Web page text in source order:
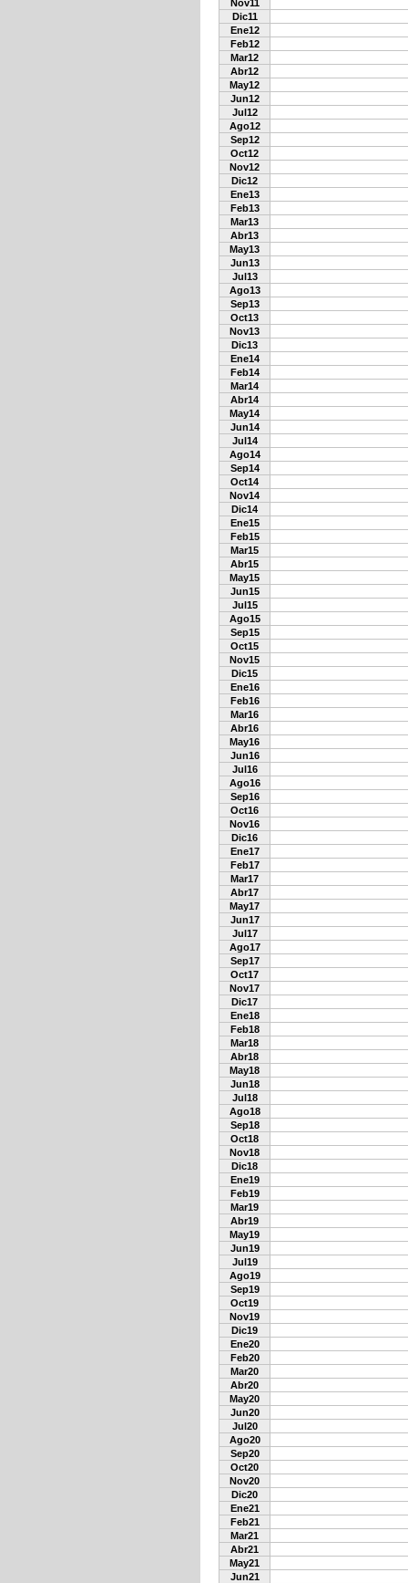
Nov11
Dic11
Ene12
Feb12
Mar12
Abr12
May12
Jun12
Jul12
Ago12
Sep12
Oct12
Nov12
Dic12
Ene13
Feb13
Mar13
Abr13
May13
Jun13
Jul13
Ago13
Sep13
Oct13
Nov13
Dic13
Ene14
Feb14
Mar14
Abr14
May14
Jun14
Jul14
Ago14
Sep14
Oct14
Nov14
Dic14
Ene15
Feb15
Mar15
Abr15
May15
Jun15
Jul15
Ago15
Sep15
Oct15
Nov15
Dic15
Ene16
Feb16
Mar16
Abr16
May16
Jun16
Jul16
Ago16
Sep16
Oct16
Nov16
Dic16
Ene17
Feb17
Mar17
Abr17
May17
Jun17
Jul17
Ago17
Sep17
Oct17
Nov17
Dic17
Ene18
Feb18
Mar18
Abr18
May18
Jun18
Jul18
Ago18
Sep18
Oct18
Nov18
Dic18
Ene19
Feb19
Mar19
Abr19
May19
Jun19
Jul19
Ago19
Sep19
Oct19
Nov19
Dic19
Ene20
Feb20
Mar20
Abr20
May20
Jun20
Jul20
Ago20
Sep20
Oct20
Nov20
Dic20
Ene21
Feb21
Mar21
Abr21
May21
Jun21